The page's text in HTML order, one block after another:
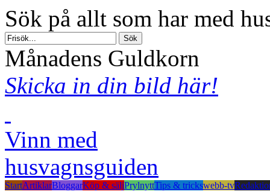
Sök på allt som har med
Månadens Guldkorn
Skicka in din bild här!
Vinn med
husvagnsguiden
StartArtiklarBloggarKöp & säljPrylnyttTips & trickswebb-tv